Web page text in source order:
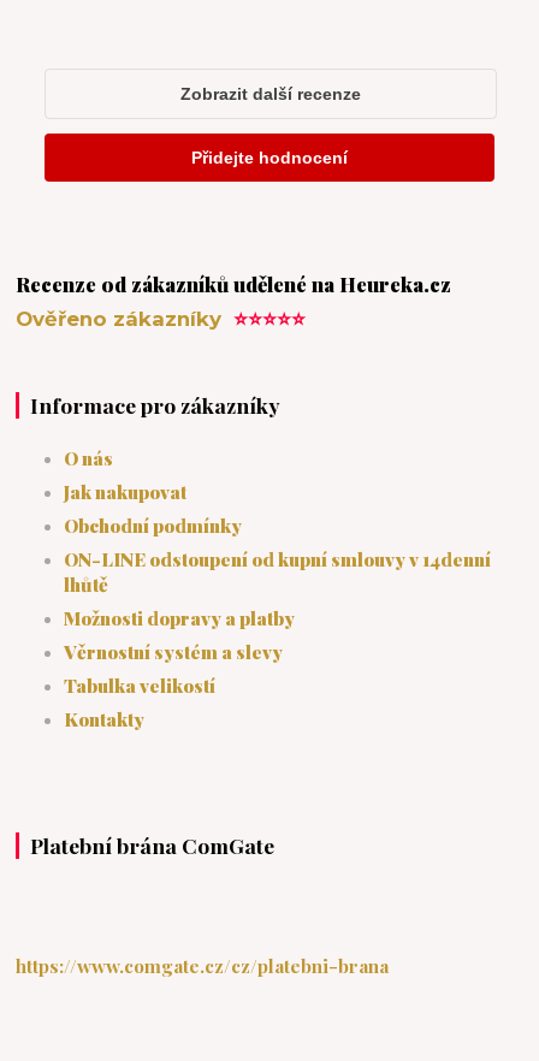
Recenze od zákazníků udělené na Heureka.cz
Ověřeno zákazníky⭐⭐⭐⭐⭐
Informace pro zákazníky
O nás
Jak nakupovat
Obchodní podmínky
ON-LINE odstoupení od kupní smlouvy v 14denní
lhůtě
Možnosti dopravy a platby
Věrnostní systém a slevy
Tabulka velikostí
Kontakty
Platební brána ComGate
https://www.comgate.cz/cz/platebni-brana